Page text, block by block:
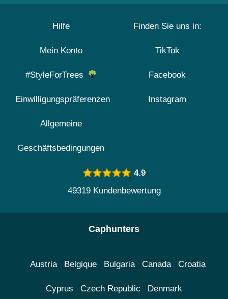
Hilfe
Mein Konto
#StyleForTrees
Einwilligungspräferenzen
Allgemeine
Geschäftsbedingungen
Finden Sie uns in:
TikTok
Facebook
Instagram
4.9
49319 Kundenbewertung
Caphunters
Austria Belgique Bulgaria Canada Croatia
Cyprus Czech Republic Denmark